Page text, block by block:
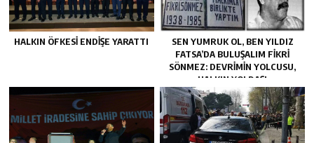
HALKIN ÖFKESI ENDIŞE YARATTI
SEN YUMRUK OL, BEN YILDIZ
FATSA’DA BULUŞALIM FIKRI
SÖNMEZ: DEVRIMIN YOLCUSU,
HALKIN YOLDAŞI